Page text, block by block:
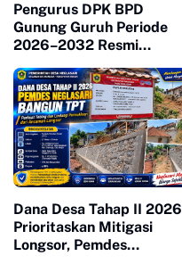
Pengurus DPK BPD
Gunung Guruh Periode
2026–2032 Resmi
Pemerintahan Desa
Dana Desa Tahap II 2026
Prioritaskan Mitigasi
Longsor, Pemdes